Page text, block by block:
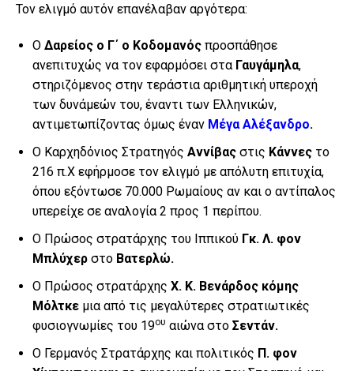
Τον ελιγμό αυτόν επανέλαβαν αργότερα:
Ο Δαρείος ο Γ΄ ο Κοδομανός προσπάθησε
ανεπιτυχώς να τον εφαρμόσει στα Γαυγάμηλα,
στηριζόμενος στην τεράστια αριθμητική υπεροχή
των δυνάμεών του, έναντι των Ελληνικών,
αντιμετωπίζοντας όμως έναν Μέγα Αλέξανδρο.
Ο Καρχηδόνιος Στρατηγός Αννίβας στις Κάννες το
216 π.Χ εφήρμοσε τον ελιγμό με απόλυτη επιτυχία,
όπου εξόντωσε 70.000 Ρωμαίους αν και ο αντίπαλος
υπερείχε σε αναλογία 2 προς 1 περίπου.
Ο Πρώσος στρατάρχης του Ιππικού Γκ. Λ. φον
Μπλύχερ στο Βατερλώ.
Ο Πρώσος στρατάρχης Χ. Κ. Βενάρδος κόμης
Μόλτκε μια από τις μεγαλύτερες στρατιωτικές
φυσιογνωμίες του 19ου αιώνα στο Σεντάν.
Ο Γερμανός Στρατάρχης και πολιτικός Π. φον